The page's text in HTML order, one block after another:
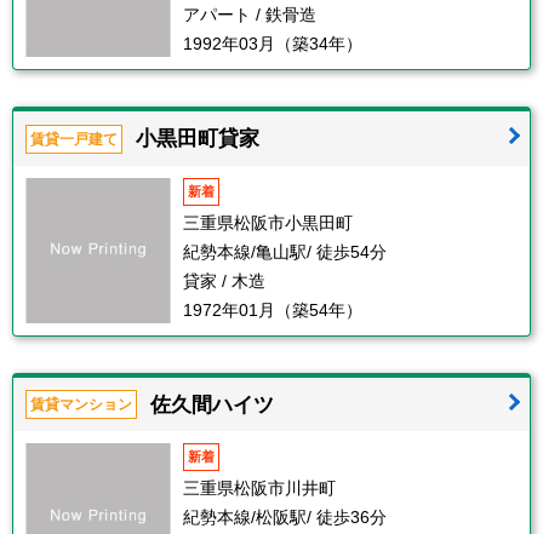
アパート / 鉄骨造
1992年03月（築34年）
賃貸一戸建て 小黒田町貸家
新着
三重県松阪市小黒田町
紀勢本線/亀山駅/ 徒歩54分
貸家 / 木造
1972年01月（築54年）
賃貸マンション 佐久間ハイツ
新着
三重県松阪市川井町
紀勢本線/松阪駅/ 徒歩36分